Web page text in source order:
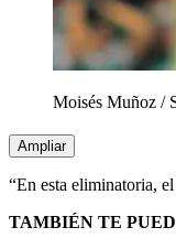
Moisés Muñoz /
Ampliar
“En esta eliminatoria,
TAMBIÉN TE